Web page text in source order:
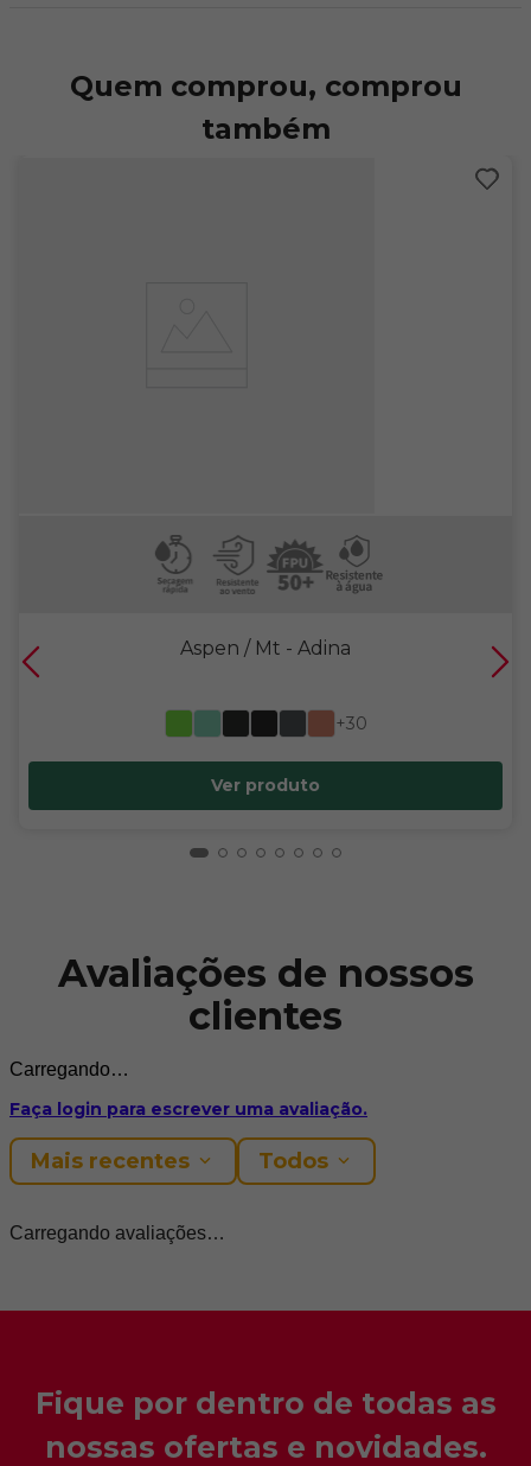
Quem comprou, comprou
também
Aspen / Mt - Adina
+30
Ver produto
Avaliações de nossos
clientes
Carregando…
Faça login para escrever uma avaliação.
Mais recentes Todos
Carregando avaliações…
Fique por dentro de todas as
nossas ofertas e novidades.